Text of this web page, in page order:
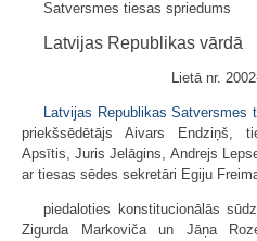
Satversmes tiesas spriedums
Latvijas Republikas vārdā
Lietā nr.
Latvijas Republikas Satversmes
priekšsēdētājs Aivars Endziņš,
Apsītis, Juris Jelāgins, Andrejs
ar tiesas sēdes sekretāri Egiju
piedaloties konstitucionālās
Zigurda Markoviča un Jāņa